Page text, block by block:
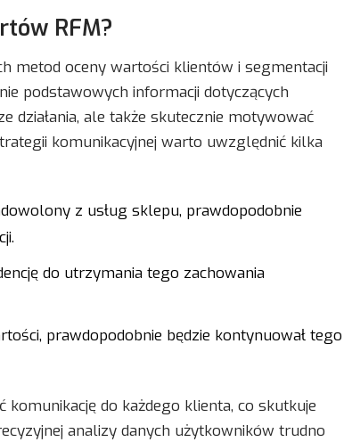
RFM?
metod oceny wartości klientów i segmentacji
podstawowych informacji dotyczących
działania, ale także skutecznie motywować
komunikacyjnej warto uwzględnić kilka
z usług sklepu, prawdopodobnie
do utrzymania tego zachowania
prawdopodobnie będzie kontynuował tego
do każdego klienta, co skutkuje
analizy danych użytkowników trudno